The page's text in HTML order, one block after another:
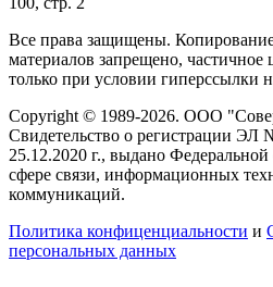
Все права защищены.
материалов запрещено,
только при условии гиперссылки
Copyright © 1989-2026. ООО
Свидетельство о регистрации
25.12.2020 г., выдано
сфере связи, информационных
коммуникаций.
Политика конфиценциальности и
персональных данных